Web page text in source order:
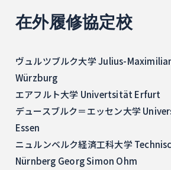
在外履修協定校
ヴュルツブルク大学 Julius-
Würzburg
エアフルト大学 Univertsität Erfurt
デュースブルク＝エッセン大学
Essen
ニュルンベルク経済工科大学
Nürnberg Georg Simon Ohm